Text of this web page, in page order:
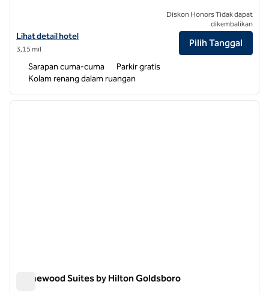
Lihat detail hotel untuk Home2 Suites by Hilton Goldsboro
Lihat detail hotel
3,15 mil
Diskon Honors Tidak dapat
dikembalikan
Pilih Tanggal
Sarapan cuma-cuma
Parkir gratis
Kolam renang dalam ruangan
1 dari 12
Homewood Suites by Hilton Goldsboro